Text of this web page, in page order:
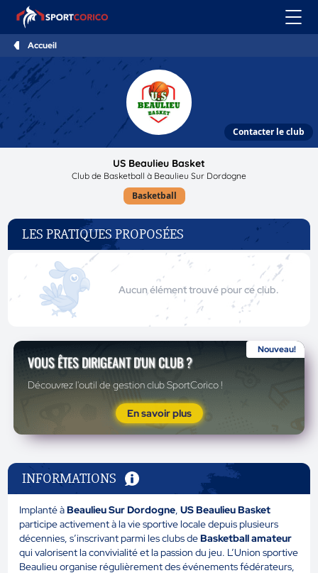
Accueil
Contacter le club
US Beaulieu Basket
Club de Basketball à Beaulieu Sur Dordogne
Basketball
LES PRATIQUES PROPOSÉES
Aucun élément trouvé pour ce club.
Nouveau!
VOUS ÊTES DIRIGEANT D'UN CLUB ?
Découvrez l'outil de gestion club SportCorico !
En savoir plus
INFORMATIONS
Implanté àBeaulieu Sur Dordogne,US Beaulieu Basket
participe activement à la vie sportive locale depuis plusieurs
décennies, s’inscrivant parmi les clubs deBasketball amateur
qui valorisent la convivialité et la passion du jeu. L’Union sportive
Beaulieu organise régulièrement des événements fédérateurs,